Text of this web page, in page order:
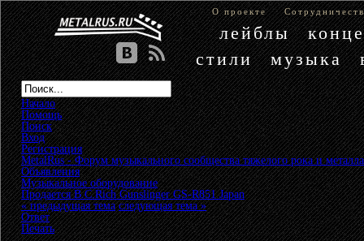
О проекте
лейблы
стили
музыка
Начало
Помощь
Поиск
Вход
Регистрация
MetalRus - Форум музыкального сообщества тяжелого рока и металла
Объявления»
Музыкальное оборудование»
Продается B.C.Rich Gunslinger GS-R851 Japan
« предыдущая тема следующая тема »
Ответ
Печать